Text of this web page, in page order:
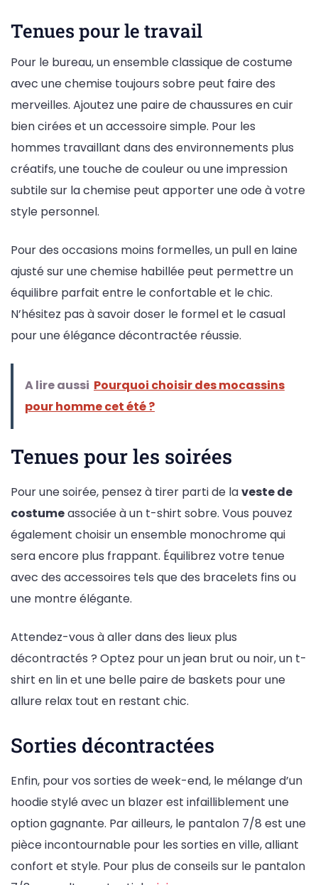
Tenues pour le travail
Pour le bureau, un ensemble classique de costume
avec une chemise toujours sobre peut faire des
merveilles. Ajoutez une paire de chaussures en cuir
bien cirées et un accessoire simple. Pour les
hommes travaillant dans des environnements plus
créatifs, une touche de couleur ou une impression
subtile sur la chemise peut apporter une ode à votre
style personnel.
Pour des occasions moins formelles, un pull en laine
ajusté sur une chemise habillée peut permettre un
équilibre parfait entre le confortable et le chic.
N’hésitez pas à savoir doser le formel et le casual
pour une élégance décontractée réussie.
A lire aussi Pourquoi choisir des mocassins
pour homme cet été ?
Tenues pour les soirées
Pour une soirée, pensez à tirer parti de laveste de
costumeassociée à un t-shirt sobre. Vous pouvez
également choisir un ensemble monochrome qui
sera encore plus frappant. Équilibrez votre tenue
avec des accessoires tels que des bracelets fins ou
une montre élégante.
Attendez-vous à aller dans des lieux plus
décontractés ? Optez pour un jean brut ou noir, un t-
shirt en lin et une belle paire de baskets pour une
allure relax tout en restant chic.
Sorties décontractées
Enfin, pour vos sorties de week-end, le mélange d’un
hoodie stylé avec un blazer est infailliblement une
option gagnante. Par ailleurs, le pantalon 7/8 est une
pièce incontournable pour les sorties en ville, alliant
confort et style. Pour plus de conseils sur le pantalon